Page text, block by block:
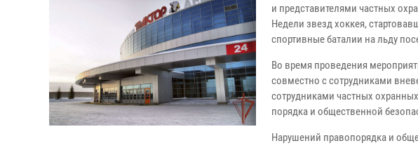
и представителями частных
Недели звезд хоккея,
спортивные баталии на льду
Во время проведения
совместно с сотрудниками
сотрудниками частных
порядка и общественной
Нарушений правопорядка и